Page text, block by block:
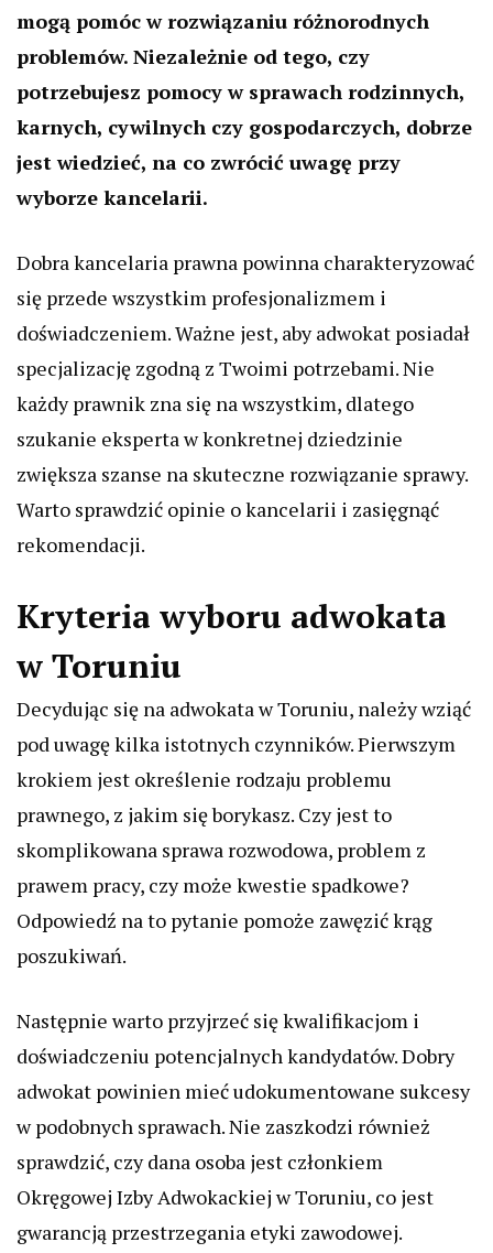
mogą pomóc w rozwiązaniu różnorodnych
problemów. Niezależnie od tego, czy
potrzebujesz pomocy w sprawach rodzinnych,
karnych, cywilnych czy gospodarczych, dobrze
jest wiedzieć, na co zwrócić uwagę przy
wyborze kancelarii.
Dobra kancelaria prawna powinna charakteryzować
się przede wszystkim profesjonalizmem i
doświadczeniem. Ważne jest, aby adwokat posiadał
specjalizację zgodną z Twoimi potrzebami. Nie
każdy prawnik zna się na wszystkim, dlatego
szukanie eksperta w konkretnej dziedzinie
zwiększa szanse na skuteczne rozwiązanie sprawy.
Warto sprawdzić opinie o kancelarii i zasięgnąć
rekomendacji.
Kryteria wyboru adwokata
w Toruniu
Decydując się na adwokata w Toruniu, należy wziąć
pod uwagę kilka istotnych czynników. Pierwszym
krokiem jest określenie rodzaju problemu
prawnego, z jakim się borykasz. Czy jest to
skomplikowana sprawa rozwodowa, problem z
prawem pracy, czy może kwestie spadkowe?
Odpowiedź na to pytanie pomoże zawęzić krąg
poszukiwań.
Następnie warto przyjrzeć się kwalifikacjom i
doświadczeniu potencjalnych kandydatów. Dobry
adwokat powinien mieć udokumentowane sukcesy
w podobnych sprawach. Nie zaszkodzi również
sprawdzić, czy dana osoba jest członkiem
Okręgowej Izby Adwokackiej w Toruniu, co jest
gwarancją przestrzegania etyki zawodowej.